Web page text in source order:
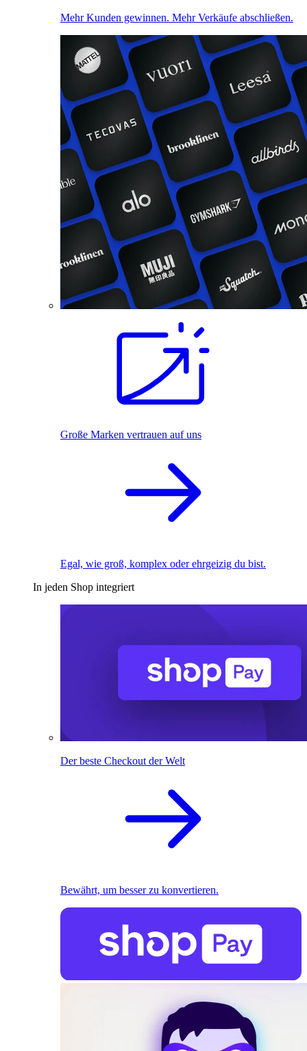
Mehr Kunden gewinnen. Mehr Verkäufe abschließen.
Große Marken vertrauen auf uns
Egal, wie groß, komplex oder ehrgeizig du bist.
In jeden Shop integriert
Der beste Checkout der Welt
Bewährt, um besser zu konvertieren.